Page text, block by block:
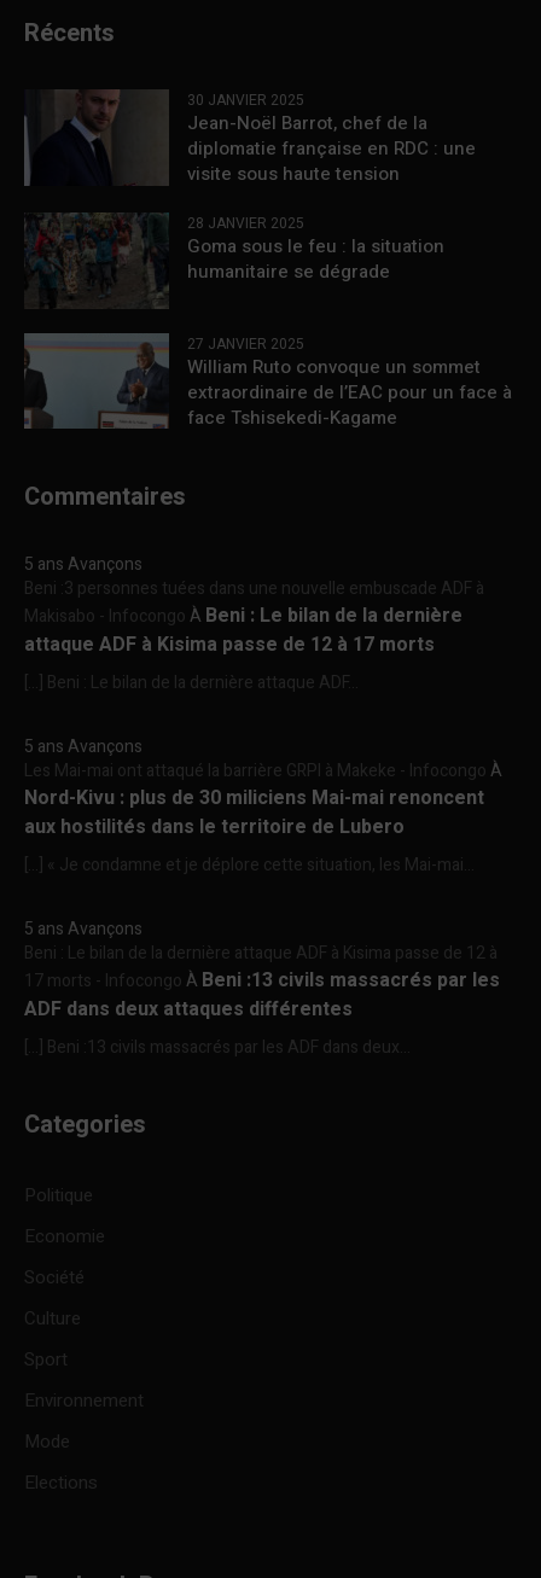
Récents
30 JANVIER 2025
Jean-Noël Barrot, chef de la
diplomatie française en RDC : une
visite sous haute tension
28 JANVIER 2025
Goma sous le feu : la situation
humanitaire se dégrade
27 JANVIER 2025
William Ruto convoque un sommet
extraordinaire de l’EAC pour un face à
face Tshisekedi-Kagame
Commentaires
5 ans Avançons
Beni :3 personnes tuées dans une nouvelle embuscade ADF à
Makisabo - InfocongoÀ Beni : Le bilan de la dernière
attaque ADF à Kisima passe de 12 à 17 morts
[…] Beni : Le bilan de la dernière attaque ADF...
5 ans Avançons
Les Mai-mai ont attaqué la barrière GRPI à Makeke - InfocongoÀ
Nord-Kivu : plus de 30 miliciens Mai-mai renoncent
aux hostilités dans le territoire de Lubero
[…] « Je condamne et je déplore cette situation, les Mai-mai...
5 ans Avançons
Beni : Le bilan de la dernière attaque ADF à Kisima passe de 12 à
17 morts - InfocongoÀ Beni :13 civils massacrés par les
ADF dans deux attaques différentes
[…] Beni :13 civils massacrés par les ADF dans deux...
Categories
Politique
Economie
Société
Culture
Sport
Environnement
Mode
Elections